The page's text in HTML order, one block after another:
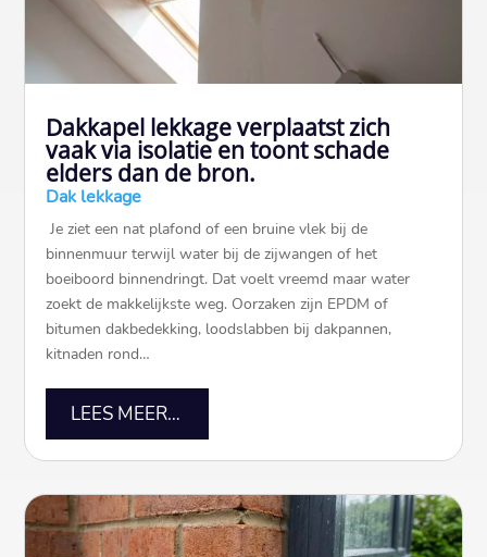
Dakkapel lekkage verplaatst zich
vaak via isolatie en toont schade
elders dan de bron.
Dak lekkage
​ Je ziet een nat plafond of een bruine vlek bij de
binnenmuur terwijl water bij de zijwangen of het
boeiboord binnendringt.​ Dat voelt vreemd maar water
zoekt de makkelijkste weg.​ Oorzaken zijn EPDM of
bitumen dakbedekking, loodslabben bij dakpannen,
kitnaden rond…
LEES MEER…